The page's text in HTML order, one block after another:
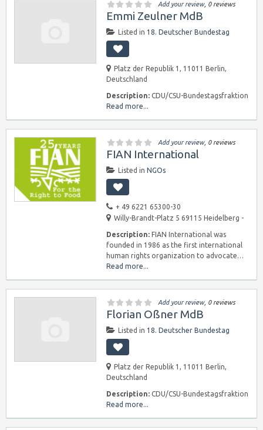
Add your review, 0 reviews
Emmi Zeulner MdB
Listed in 18. Deutscher Bundestag
Platz der Republik 1, 11011 Berlin,
Deutschland
Description: CDU/CSU-Bundestagsfraktion
Read more...
Add your review, 0 reviews
FIAN International
Listed in NGOs
+ 49 6221 65300-30
Willy-Brandt-Platz 5 69115 Heidelberg -
Description: FIAN International was
founded in 1986 as the first international
human rights organization to advocate…
Read more...
Add your review, 0 reviews
Florian Oßner MdB
Listed in 18. Deutscher Bundestag
Platz der Republik 1, 11011 Berlin,
Deutschland
Description: CDU/CSU-Bundestagsfraktion
Read more...